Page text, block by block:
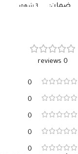
ضمان 3 شهور
0 reviews
0
0
0
0
0